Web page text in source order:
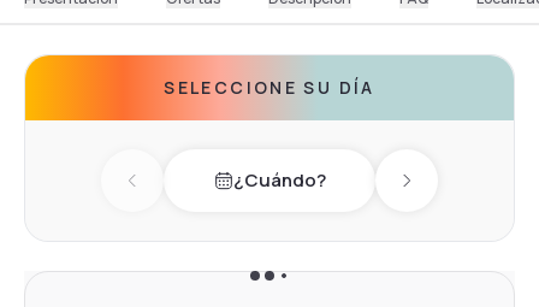
SELECCIONE SU DÍA
Previous day¿Cuándo? Next day